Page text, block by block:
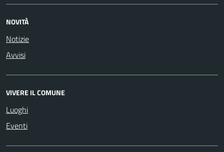
NOVITÀ
Notizie
Avvisi
VIVERE IL COMUNE
Luoghi
Eventi